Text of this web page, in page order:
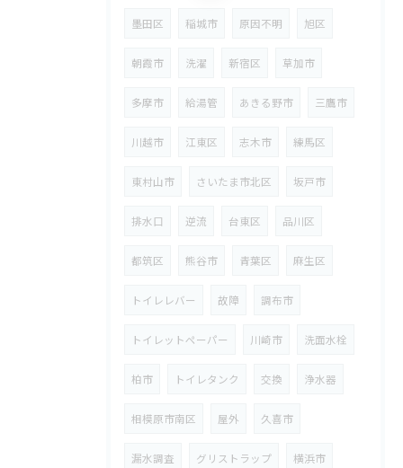
墨田区 稲城市 原因不明 旭区
朝霞市 洗濯 新宿区 草加市
多摩市 給湯管 あきる野市 三鷹市
川越市 江東区 志木市 練馬区
東村山市 さいたま市北区 坂戸市
排水口 逆流 台東区 品川区
都筑区 熊谷市 青葉区 麻生区
トイレレバー 故障 調布市
トイレットペーパー 川崎市 洗面水栓
柏市 トイレタンク 交換 浄水器
相模原市南区 屋外 久喜市
漏水調査 グリストラップ 横浜市